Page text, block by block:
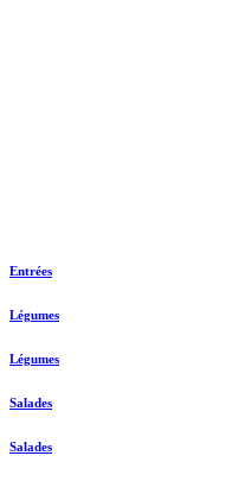
Entrées
Légumes
Légumes
Salades
Salades